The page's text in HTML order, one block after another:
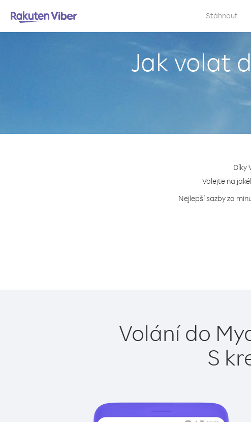
Stáhnout
Jak volat
Díky
Volejte na
Nejlepší sazby za
Volání do
S